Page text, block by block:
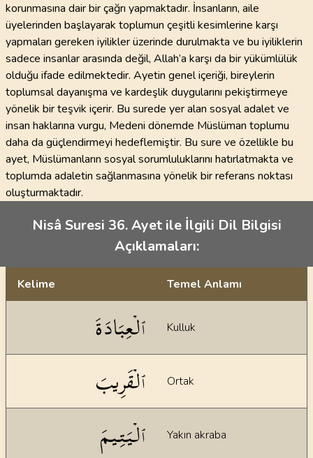
korunmasına dair bir çağrı yapmaktadır. İnsanların, aile
üyelerinden başlayarak toplumun çeşitli kesimlerine karşı
yapmaları gereken iyilikler üzerinde durulmakta ve bu iyiliklerin
sadece insanlar arasında değil, Allah’a karşı da bir yükümlülük
olduğu ifade edilmektedir. Ayetin genel içeriği, bireylerin
toplumsal dayanışma ve kardeşlik duygularını pekiştirmeye
yönelik bir teşvik içerir. Bu surede yer alan sosyal adalet ve
insan haklarına vurgu, Medeni dönemde Müslüman toplumu
daha da güçlendirmeyi hedeflemiştir. Bu sure ve özellikle bu
ayet, Müslümanların sosyal sorumluluklarını hatırlatmakta ve
toplumda adaletin sağlanmasına yönelik bir referans noktası
oluşturmaktadır.
Nisâ Suresi 36. Ayet ile İlgili Dil Bilgisi
Açıklamaları:
Kelime Temel Anlamı
ٱلۡعِبَادَةَ Kulluk
ٱلۡقَرِيبَ Ortak
ٱلۡيَتِيمَ Yakın akraba